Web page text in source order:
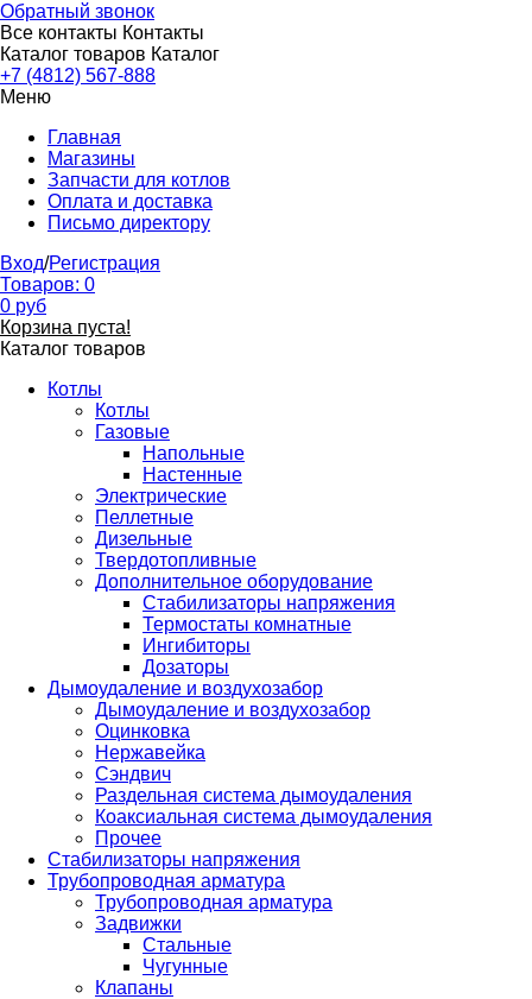
Обратный звонок
Все контакты Контакты
Каталог товаров Каталог
+7 (4812) 567-888
Меню
Главная
Магазины
Запчасти для котлов
Оплата и доставка
Письмо директору
Вход/Регистрация
Товаров: 0
0 руб
Корзина пуста!
Каталог товаров
Котлы
Котлы
Газовые
Напольные
Настенные
Электрические
Пеллетные
Дизельные
Твердотопливные
Дополнительное оборудование
Стабилизаторы напряжения
Термостаты комнатные
Ингибиторы
Дозаторы
Дымоудаление и воздухозабор
Дымоудаление и воздухозабор
Оцинковка
Нержавейка
Сэндвич
Раздельная система дымоудаления
Коаксиальная система дымоудаления
Прочее
Стабилизаторы напряжения
Трубопроводная арматура
Трубопроводная арматура
Задвижки
Стальные
Чугунные
Клапаны